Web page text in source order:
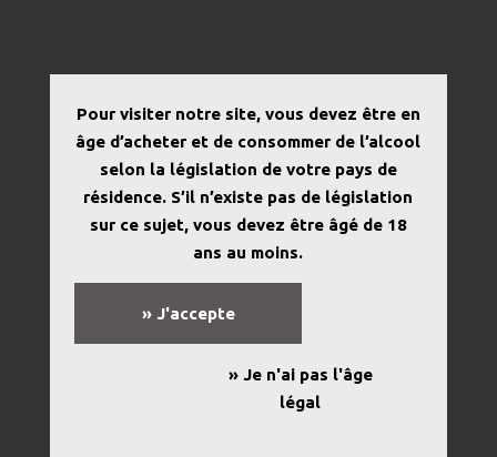
Pour visiter notre site, vous devez être en
âge d’acheter et de consommer de l’alcool
selon la législation de votre pays de
résidence. S’il n’existe pas de législation
sur ce sujet, vous devez être âgé de 18
ans au moins.
» J'accepte
» Je n'ai pas l'âge
légal